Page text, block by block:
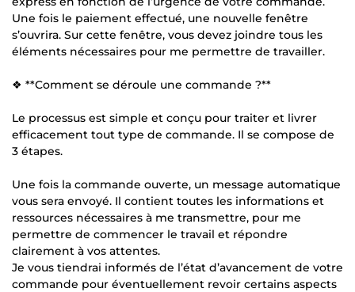
Une fois le paiement effectué, une nouvelle fenêtre
s’ouvrira. Sur cette fenêtre, vous devez joindre tous les
éléments nécessaires pour me permettre de travailler.
❖ **Comment se déroule une commande ?**
Le processus est simple et conçu pour traiter et livrer
efficacement tout type de commande. Il se compose de
3 étapes.
Une fois la commande ouverte, un message automatique
vous sera envoyé. Il contient toutes les informations et
ressources nécessaires à me transmettre, pour me
permettre de commencer le travail et répondre
clairement à vos attentes.
Je vous tiendrai informés de l’état d’avancement de votre
commande pour éventuellement revoir certains aspects